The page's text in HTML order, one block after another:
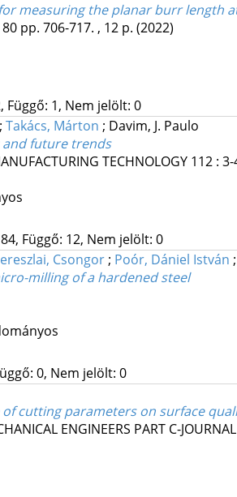
measuring the planar burr length
80 pp. 706-717. , 12 p. (2022)
Függő: 1, Nem jelölt: 0
; Takács, Márton ; Davim, J. Paulo
and future trends
TECHNOLOGY 112: 3-
Függő: 12, Nem jelölt: 0
Csongor; Poór, Dániel István ;
milling of a hardened steel
0, Nem jelölt: 0
cutting parameters on surface
ENGINEERS PART C-